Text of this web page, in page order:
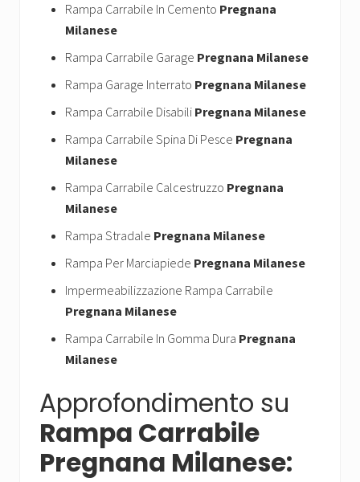
Rampa Carrabile In Cemento Pregnana
Milanese
Rampa Carrabile Garage Pregnana Milanese
Rampa Garage Interrato Pregnana Milanese
Rampa Carrabile Disabili Pregnana Milanese
Rampa Carrabile Spina Di Pesce Pregnana
Milanese
Rampa Carrabile Calcestruzzo Pregnana
Milanese
Rampa Stradale Pregnana Milanese
Rampa Per Marciapiede Pregnana Milanese
Impermeabilizzazione Rampa Carrabile
Pregnana Milanese
Rampa Carrabile In Gomma Dura Pregnana
Milanese
Approfondimento su
Rampa Carrabile
Pregnana Milanese: